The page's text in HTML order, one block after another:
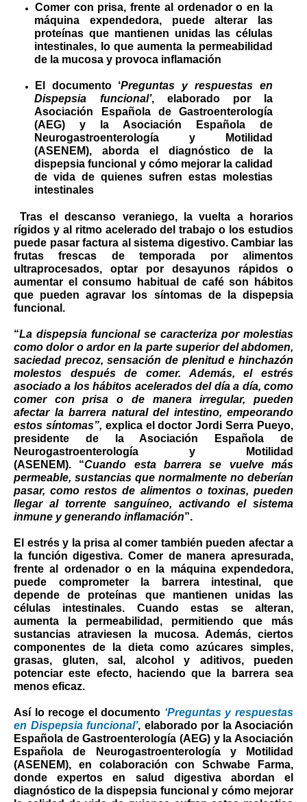
Comer con prisa, frente al ordenador o en la
máquina expendedora, puede alterar las
proteínas que mantienen unidas las células
intestinales, lo que aumenta la permeabilidad
de la mucosa y provoca inflamación
El documento ‘Preguntas y respuestas en
Dispepsia funcional’, elaborado por la
Asociación Española de Gastroenterología
(AEG) y la Asociación Española de
Neurogastroenterología y Motilidad
(ASENEM),aborda el diagnóstico de la
dispepsia funcional y cómo mejorar la calidad
de vida de quienes sufren estas molestias
intestinales
Tras el descanso veraniego, la vuelta a horarios
rígidos y al ritmo acelerado del trabajo o los estudios
puede pasar factura al sistema digestivo. Cambiar las
frutas frescas de temporada por alimentos
ultraprocesados, optar por desayunos rápidos o
aumentar el consumo habitual de café son hábitos
que pueden agravar los síntomas de la dispepsia
funcional.
“La dispepsia funcional se caracteriza por molestias
como dolor o ardor en la parte superior del abdomen,
saciedad precoz, sensación de plenitud e hinchazón
molestos después de comer. Además, el estrés
asociado a los hábitos acelerados del día a día, como
comer con prisa o de manera irregular, pueden
afectar la barrera natural del intestino, empeorando
estos síntomas”, explica eldoctor Jordi Serra Pueyo,
presidente de la Asociación Española de
Neurogastroenterología y Motilidad
(ASENEM). “Cuando esta barrera se vuelve más
permeable, sustancias que normalmente no deberían
pasar, como restos de alimentos o toxinas, pueden
llegar al torrente sanguíneo, activando el sistema
inmune y generando inflamación”.
El estrés y la prisa al comer también pueden afectar a
la función digestiva. Comer de manera apresurada,
frente al ordenador o en la máquina expendedora,
puede comprometer la barrera intestinal, que
depende de proteínas que mantienen unidas las
células intestinales. Cuando estas se alteran,
aumenta la permeabilidad, permitiendo que más
sustancias atraviesen la mucosa. Además, ciertos
componentes de la dieta como azúcares simples,
grasas, gluten, sal, alcohol y aditivos, pueden
potenciar este efecto, haciendo que la barrera sea
menos eficaz.
Así lo recoge el documento ‘Preguntas y respuestas
en Dispepsia funcional’, elaborado por la Asociación
Española de Gastroenterología (AEG) y la Asociación
Española de Neurogastroenterología y Motilidad
(ASENEM), en colaboración con Schwabe Farma,
donde expertos en salud digestiva abordan el
diagnóstico de la dispepsia funcional y cómo mejorar